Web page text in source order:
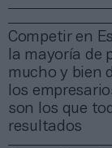
Competir en
la mayoría de
mucho y bien
los
son los que
resultados